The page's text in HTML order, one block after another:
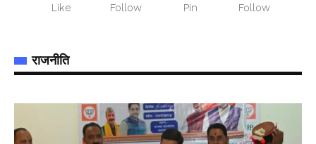
Like Follow Pin Follow
राजनीति